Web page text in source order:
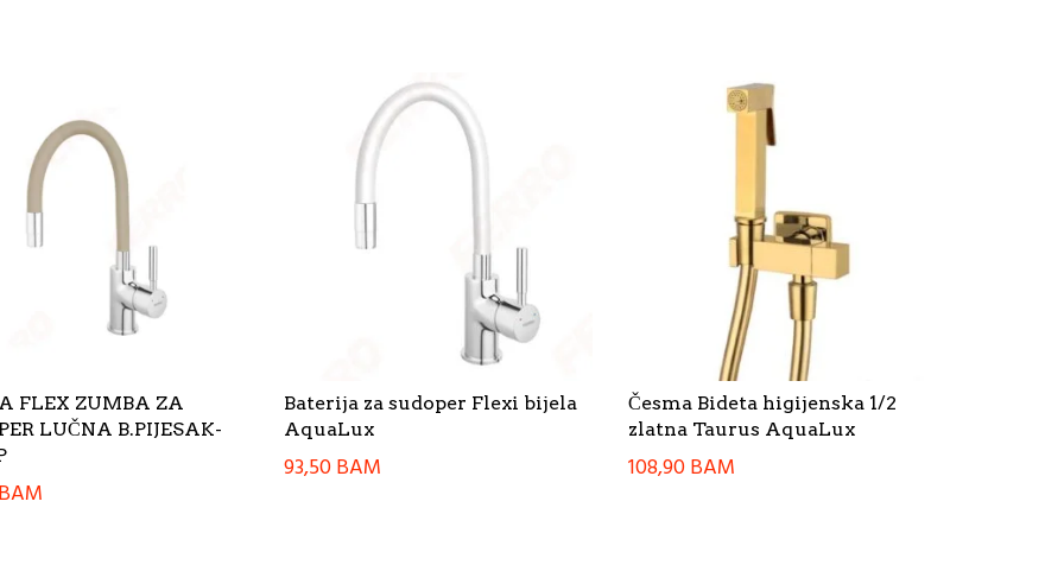
FLEX ZUMBA ZA
LUČNA B.PIJESAK-
Baterija za sudoper Flexi bijela
AquaLux
93,50BAM
Česma Bideta higijenska 1/2
zlatna Taurus AquaLux
108,90BAM